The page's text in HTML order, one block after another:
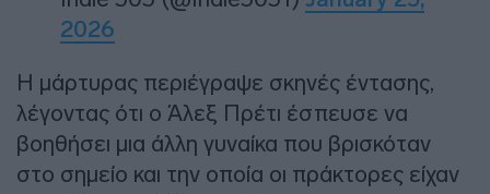
2026
Η μάρτυρας περιέγραψε σκηνές έντασης,
λέγοντας ότι ο Άλεξ Πρέτι έσπευσε να
βοηθήσει μια άλλη γυναίκα που βρισκόταν
στο σημείο και την οποία οι πράκτορες είχαν